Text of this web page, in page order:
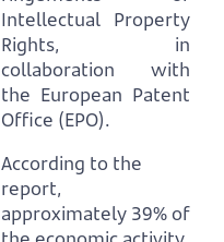
Intellectual Property
Rights, in
collaboration with
the European Patent
Office (EPO).
According to the
report,
approximately 39% of